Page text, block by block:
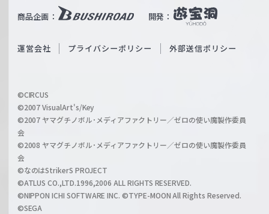
ß
c
a
r
z
商品企画： 開発：
b
O
i
l
h
a
運営会社 プライバシーポリシー 外部送信ポリシー
©CIRCUS
©2007 VisualArt's/Key
©2007 ヤマグチノボル･メディアファクトリー／ゼロの使い魔製作委員
会
©2008 ヤマグチノボル･メディアファクトリー／ゼロの使い魔製作委員
会
©なのはStrikerS PROJECT
©ATLUS CO.,LTD.1996,2006 ALL RIGHTS RESERVED.
©NIPPON ICHI SOFTWARE INC. ©TYPE-MOON All Rights Reserved.
©SEGA